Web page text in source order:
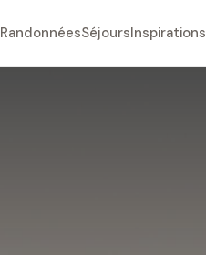
RandonnéesSéjoursInspirations